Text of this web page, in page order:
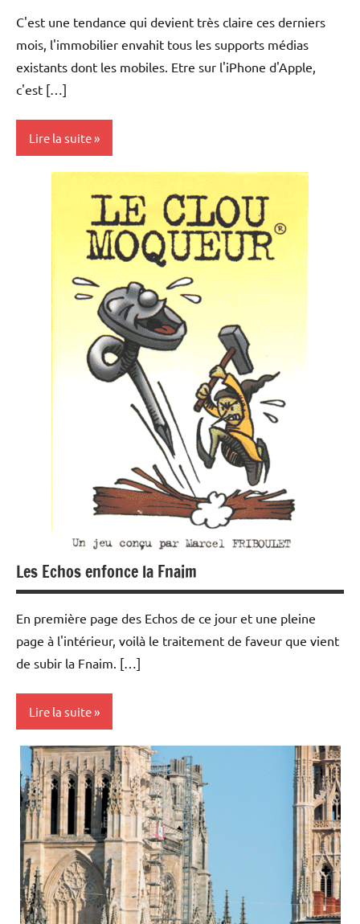
C'est une tendance qui devient très claire ces derniers
mois, l'immobilier envahit tous les supports médias
existants dont les mobiles. Etre sur l'iPhone d'Apple,
c'est […]
Lire la suite
Idées
nouvelles
Immobilier
Outils
Pratique
Web/Tech
Les Echos enfonce la Fnaim
En première page des Echos de ce jour et une pleine
page à l'intérieur, voilà le traitement de faveur que vient
de subir la Fnaim. […]
Lire la suite
Actualités
FNAIM
Immobilier
Indicateurs
Notaires
Outils